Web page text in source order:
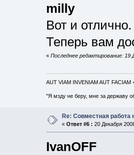
milly
Вот и
Теперь вам
« Последнее редактирование: 19
AUT VIAM INVENIAM AUT FACIAM
"Я мзду не беру, мне за державу
Re: Совместная работа
« Ответ #6 : 20 Декабря
IvanOFF